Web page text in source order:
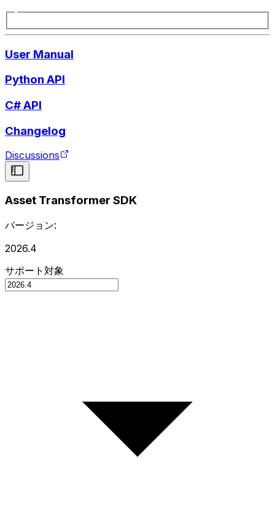
User Manual
Python API
C# API
Changelog
Discussions
Asset Transformer SDK
バージョン:
2026.4
サポート対象